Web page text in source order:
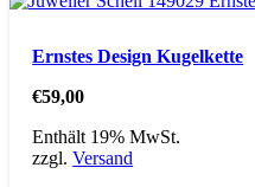
Ernstes Design Kugelkette
€59,00
Enthält 19% MwSt.
zzgl.Versand